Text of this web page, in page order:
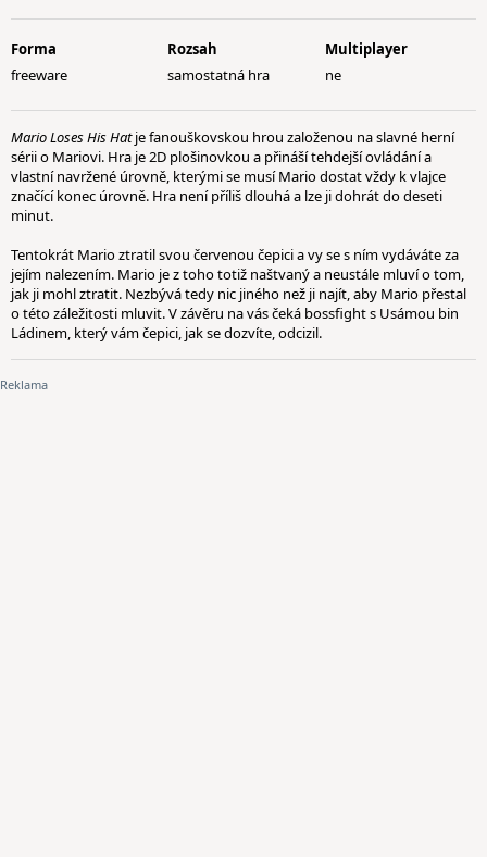
Forma
freeware
Rozsah
samostatná hra
Multiplayer
ne
Mario Loses His Hatje fanouškovskou hrou založenou na slavné herní
sérii o Mariovi. Hra je 2D plošinovkou a přináší tehdejší ovládání a
vlastní navržené úrovně, kterými se musí Mario dostat vždy k vlajce
značící konec úrovně. Hra není příliš dlouhá a lze ji dohrát do deseti
minut.
Tentokrát Mario ztratil svou červenou čepici a vy se s ním vydáváte za
jejím nalezením. Mario je z toho totiž naštvaný a neustále mluví o tom,
jak ji mohl ztratit. Nezbývá tedy nic jiného než ji najít, aby Mario přestal
o této záležitosti mluvit. V závěru na vás čeká bossfight s Usámou bin
Ládinem, který vám čepici, jak se dozvíte, odcizil.